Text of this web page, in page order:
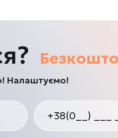
Налаштуємо!